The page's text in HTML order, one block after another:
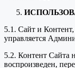
5.1. Сайт и
управляется
5.2. Контент Сайта
воспроизведен,